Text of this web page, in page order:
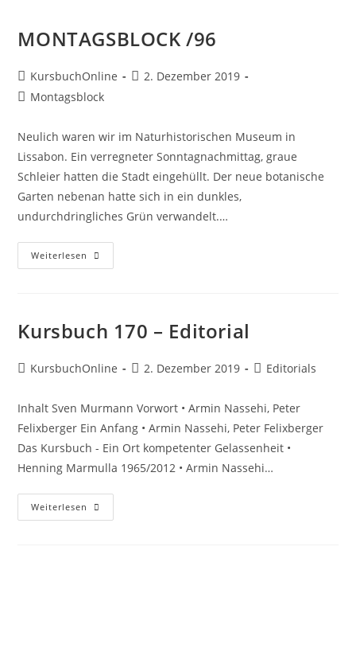
MONTAGSBLOCK /96
KursbuchOnline
2. Dezember 2019
Montagsblock
Neulich waren wir im Naturhistorischen Museum in
Lissabon. Ein verregneter Sonntagnachmittag, graue
Schleier hatten die Stadt eingehüllt. Der neue botanische
Garten nebenan hatte sich in ein dunkles,
undurchdringliches Grün verwandelt.…
Weiterlesen
Kursbuch 170 – Editorial
KursbuchOnline 2. Dezember 2019 Editorials
Inhalt Sven Murmann Vorwort • Armin Nassehi, Peter
Felixberger Ein Anfang • Armin Nassehi, Peter Felixberger
Das Kursbuch - Ein Ort kompetenter Gelassenheit •
Henning Marmulla 1965/2012 • Armin Nassehi…
Weiterlesen